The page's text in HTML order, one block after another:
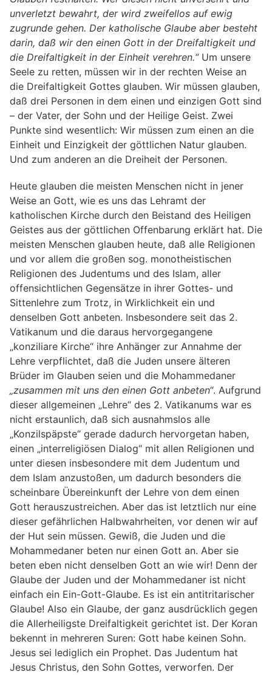
unverletzt bewahrt, der wird zweifellos auf ewig
zugrunde gehen. Der katholische Glaube aber besteht
darin, daß wir den einen Gott in der Dreifaltigkeit und
die Dreifaltigkeit in der Einheit verehren.“Um unsere
Seele zu retten, müssen wir in der rechten Weise an
die Dreifaltigkeit Gottes glauben. Wir müssen glauben,
daß drei Personen in dem einen und einzigen Gott sind
– der Vater, der Sohn und der Heilige Geist. Zwei
Punkte sind wesentlich: Wir müssen zum einen an die
Einheit und Einzigkeit der göttlichen Natur glauben.
Und zum anderen an die Dreiheit der Personen.
Heute glauben die meisten Menschen nicht in jener
Weise an Gott, wie es uns das Lehramt der
katholischen Kirche durch den Beistand des Heiligen
Geistes aus der göttlichen Offenbarung erklärt hat. Die
meisten Menschen glauben heute, daß alle Religionen
und vor allem die großen sog. monotheistischen
Religionen des Judentums und des Islam, aller
offensichtlichen Gegensätze in ihrer Gottes- und
Sittenlehre zum Trotz, in Wirklichkeit ein und
denselben Gott anbeten. Insbesondere seit das 2.
Vatikanum und die daraus hervorgegangene
„konziliare Kirche“ ihre Anhänger zur Annahme der
Lehre verpflichtet, daß die Juden unsere älteren
Brüder im Glauben seien und die Mohammedaner
„zusammen mit uns den einen Gott anbeten“. Aufgrund
dieser allgemeinen „Lehre“ des 2. Vatikanums war es
nicht erstaunlich, daß sich ausnahmslos alle
„Konzilspäpste“ gerade dadurch hervorgetan haben,
einen „interreligiösen Dialog“ mit allen Religionen und
unter diesen insbesondere mit dem Judentum und
dem Islam anzustoßen, um dadurch besonders die
scheinbare Übereinkunft der Lehre von dem einen
Gott herauszustreichen. Aber das ist letztlich nur eine
dieser gefährlichen Halbwahrheiten, vor denen wir auf
der Hut sein müssen. Gewiß, die Juden und die
Mohammedaner beten nur einen Gott an. Aber sie
beten eben nicht denselben Gott an wie wir! Denn der
Glaube der Juden und der Mohammedaner ist nicht
einfach ein Ein-Gott-Glaube. Es ist ein antitritarischer
Glaube! Also ein Glaube, der ganz ausdrücklich gegen
die Allerheiligste Dreifaltigkeit gerichtet ist. Der Koran
bekennt in mehreren Suren: Gott habe keinen Sohn.
Jesus sei lediglich ein Prophet. Das Judentum hat
Jesus Christus, den Sohn Gottes, verworfen. Der